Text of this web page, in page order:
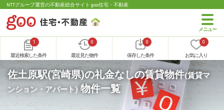
NTTグループ運営の不動産総合サイト goo住宅・不動産
1
最近検索した条件
0
最近見た物件
0
保存した条件
0
お気に入り
佐土原駅(宮崎県)の礼金なしの賃貸物件(賃貸マ
ンション・アパート) 物件一覧